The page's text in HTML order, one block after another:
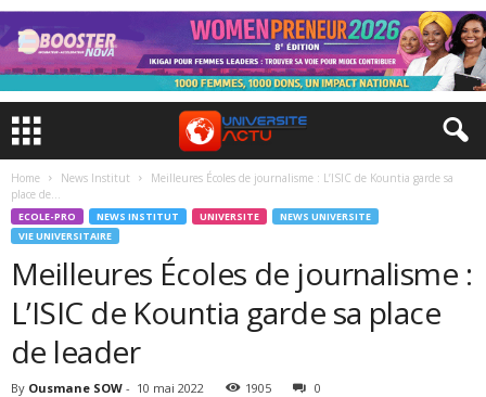
Home News Institut
Meilleures Écoles de journalisme : L’ISIC de Kountia garde sa
place de...
ECOLE-PRO NEWS INSTITUT UNIVERSITE
NEWS UNIVERSITE
VIE UNIVERSITAIRE
Meilleures Écoles de journalisme :
L’ISIC de Kountia garde sa place
de leader
By Ousmane SOW - 10 mai 2022 1905 0